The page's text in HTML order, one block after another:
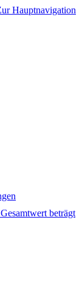
Hauptnavigation
beträgt